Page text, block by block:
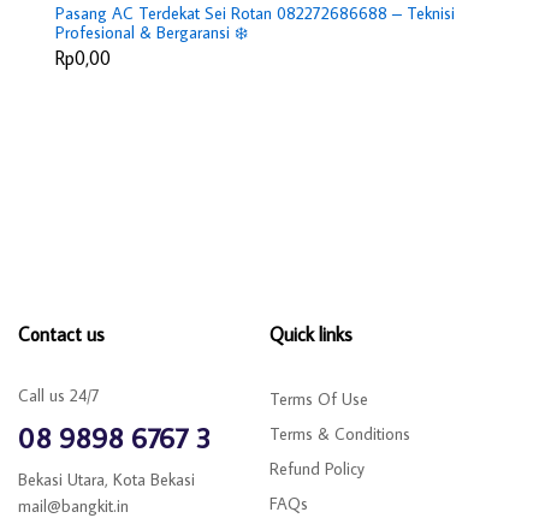
Pasang AC Terdekat Sei Rotan 082272686688 – Teknisi
Profesional & Bergaransi ❄️
Rp0,00
Contact us
Call us 24/7
08 9898 6767 3
Bekasi Utara, Kota Bekasi
mail@bangkit.in
Quick links
Terms Of Use
Terms & Conditions
Refund Policy
FAQs